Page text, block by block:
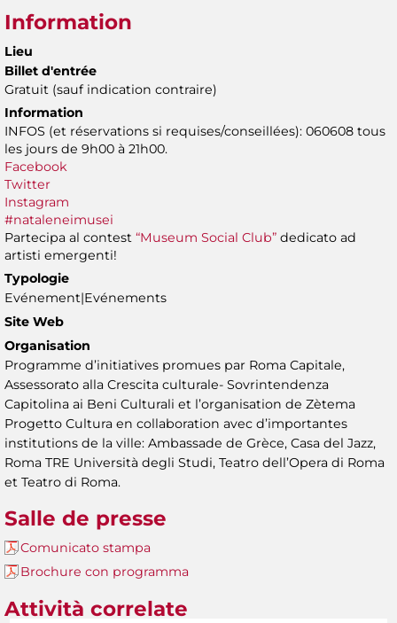
Information
Lieu
Billet d'entrée
Gratuit (sauf indication contraire)
Information
INFOS (et réservations si requises/conseillées): 060608 tous
les jours de 9h00 à 21h00.
Facebook
Twitter
Instagram
#nataleneimusei
Partecipa al contest “Museum Social Club” dedicato ad
artisti emergenti!
Typologie
Evénement|Evénements
Site Web
Organisation
Programme d’initiatives promues par Roma Capitale,
Assessorato alla Crescita culturale- Sovrintendenza
Capitolina ai Beni Culturali et l’organisation de Zètema
Progetto Cultura en collaboration avec d’importantes
institutions de la ville: Ambassade de Grèce, Casa del Jazz,
Roma TRE Università degli Studi, Teatro dell’Opera di Roma
et Teatro di Roma.
Salle de presse
Comunicato stampa
Brochure con programma
Attività correlate